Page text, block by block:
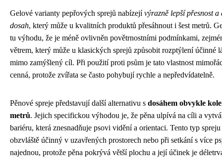
Gelové varianty pepřových sprejů nabízejívýrazně lepší přesnost a
dosah, který může u kvalitních produktů přesáhnout i šest metrů.
tu výhodu, že je méně ovlivněn povětrnostními podmínkami,
větrem, který může u klasických sprejů způsobit rozptýlení účinné
mimo zamýšlený cíl. Při použití proti psům je tato vlastnost
cenná, protože zvířata se často pohybují rychle a nepředvídatelně.
Pěnové spreje představují další alternativu s dosáhem obvykle
metrů. Jejich specifickou výhodou je, že pěna ulpívá na cíli a
bariéru, která znesnadňuje psovi vidění a orientaci. Tento typ spreju
obzvláště účinný v uzavřených prostorech nebo při setkání s více
najednou, protože pěna pokrývá větší plochu a její účinek je